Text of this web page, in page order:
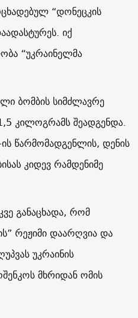
“დონეცკის
იქ
“უკრაინელმა
ბომბის სიმძლავრე
კილოგრამს შეადგენდა.
წარმომადგენლის, დენის
კიდევ რამდენიმე
განაცხადა, რომ
რეჟიმი დაარღვია და
უკრაინის
მხრიდან ომის